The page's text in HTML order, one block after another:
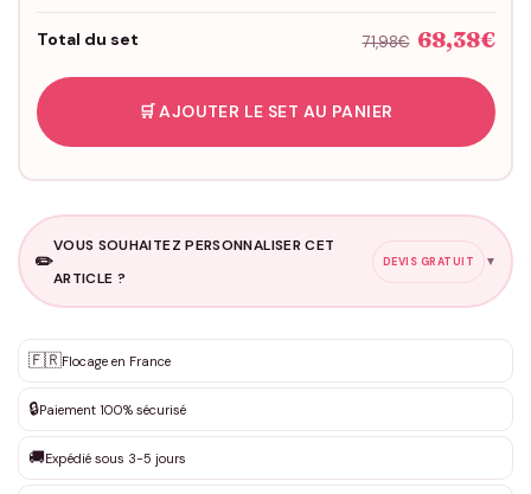
Total du set 71,98€ 68,38€
🛒 AJOUTER LE SET AU PANIER
✏️
VOUS SOUHAITEZ PERSONNALISER CET
ARTICLE ?
DEVIS GRATUIT ▼
✨ Personnalisation sur mesure
DEVIS GRATUIT · Personnalisation de 3 à 10€ selon la demande
Que souhaitez-vous ?*
🇫🇷Flocage en France
🔒Paiement 100% sécurisé
🚚Expédié sous 3-5 jours